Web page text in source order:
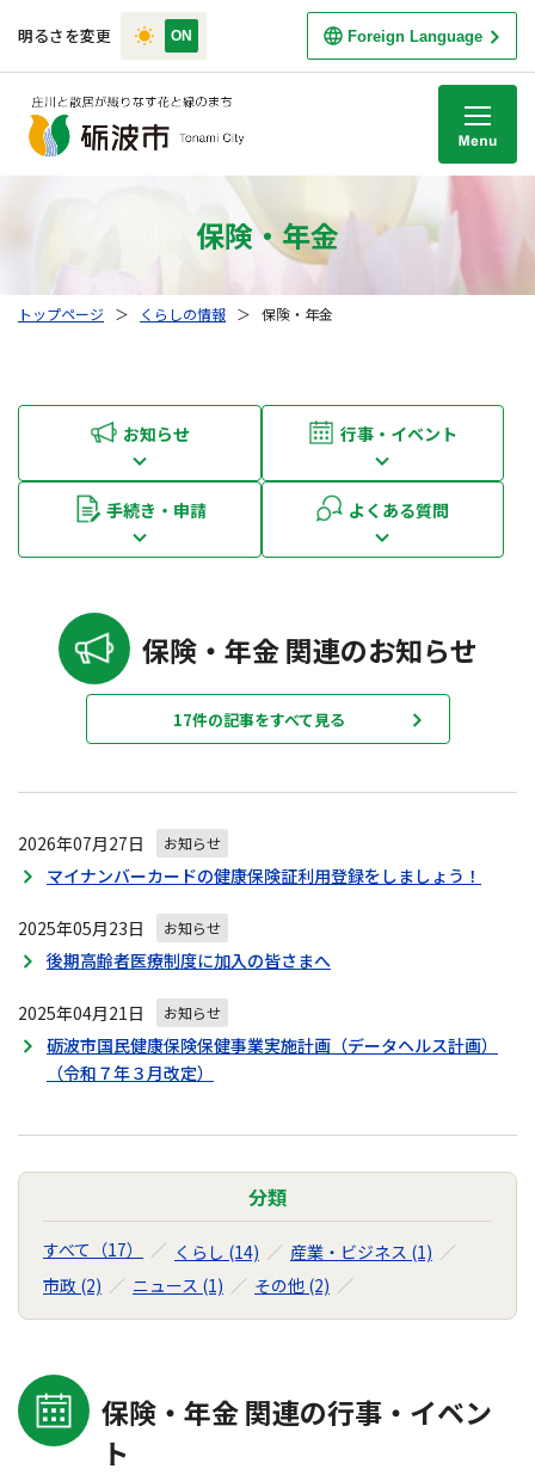
明るさを変更 Foreign Language
保険・年金
トップページ ＞ くらしの情報 ＞ 保険・年金
お知らせ 行事・イベント
手続き・申請 よくある質問
保険・年金 関連のお知らせ
17件の記事をすべて見る
2026年07月27日 お知らせ
マイナンバーカードの健康保険証利用登録をしましょう！
2025年05月23日 お知らせ
後期高齢者医療制度に加入の皆さまへ
2025年04月21日 お知らせ
砺波市国民健康保険保健事業実施計画（データヘルス計画）
（令和７年３月改定）
分類
すべて（17） くらし (14)
産業・ビジネス (1)
市政 (2)
ニュース (1) その他 (2)
保険・年金 関連の行事・イベン
ト